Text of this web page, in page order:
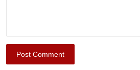
Post Comment